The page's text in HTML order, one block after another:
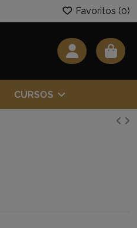
Favoritos (0)
CURSOS